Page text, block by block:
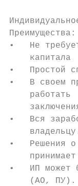
•   Не
капитала
•   Простой
•   В своем
работать
•   Вся
•   Решения о
принимает
•   ИП может
    (АО, ПУ).